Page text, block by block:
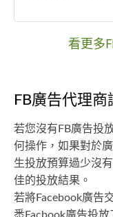
看更多
FB廣告代理
若您沒有FB廣告投
何操作，如果對於
生投放預算過少沒
佳的投放結果。
若將Facebook廣告